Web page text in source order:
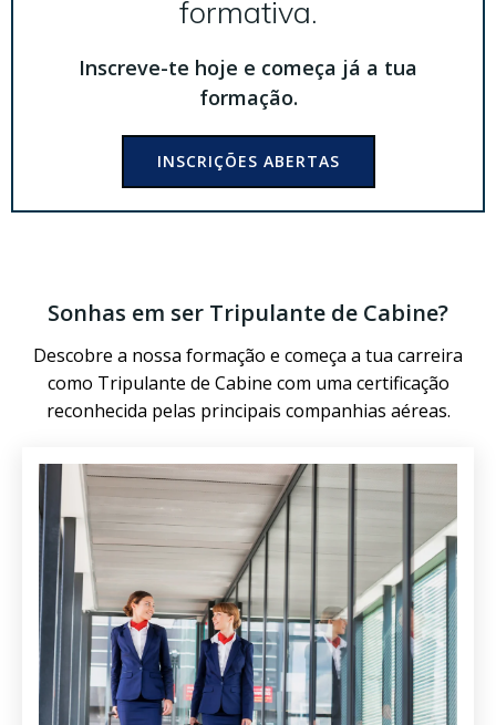
formativa.
Inscreve-te hoje e começa já a tua
formação.
INSCRIÇÕES ABERTAS
Sonhas em ser Tripulante de Cabine?
Descobre a nossa formação e começa a tua carreira
como Tripulante de Cabine com uma certificação
reconhecida pelas principais companhias aéreas.